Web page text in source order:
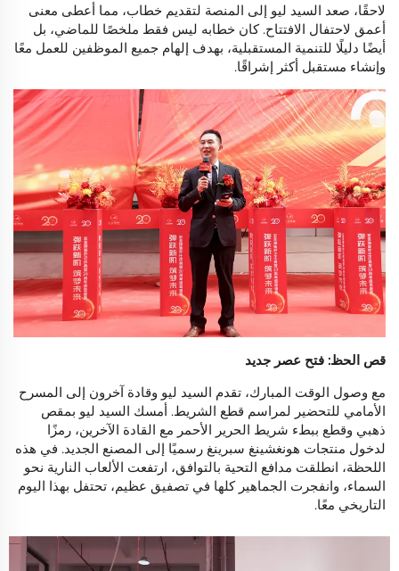
لاحقًا، صعد السيد ليو إلى المنصة لتقديم خطاب، مما أعطى معنى
أعمق لاحتفال الافتتاح. كان خطابه ليس فقط ملخصًا للماضي، بل
أيضًا دليلًا للتنمية المستقبلية، بهدف إلهام جميع الموظفين للعمل معًا
وإنشاء مستقبل أكثر إشراقًا.
قص الحظ: فتح عصر جديد
مع وصول الوقت المبارك، تقدم السيد ليو وقادة آخرون إلى المسرح
الأمامي للتحضير لمراسم قطع الشريط. أمسك السيد ليو بمقص
ذهبي وقطع ببطء شريط الحرير الأحمر مع القادة الآخرين، رمزًا
لدخول منتجات هونغشينغ سبرينغ رسميًا إلى المصنع الجديد. في هذه
اللحظة، انطلقت مدافع التحية بالتوافق، ارتفعت الألعاب النارية نحو
السماء، وانفجرت الجماهير كلها في تصفيق عظيم، تحتفل بهذا اليوم
التاريخي معًا.